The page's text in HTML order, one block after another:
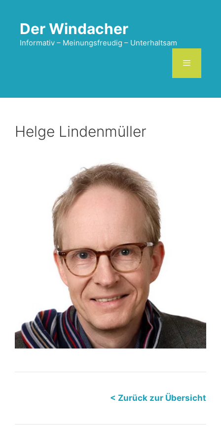
springenDer Windacher
Informativ – Meinungsfreudig – Unterhaltsam
Helge Lindenmüller
< Zurück zur Übersicht